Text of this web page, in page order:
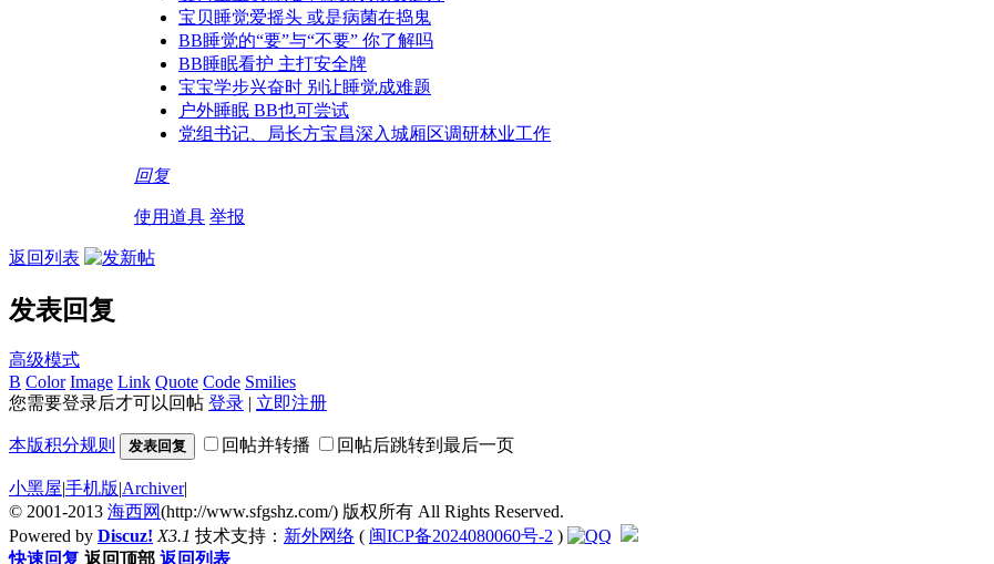
宝贝睡觉爱摇头 或是病菌在捣鬼
BB睡觉的“要”与“不要” 你了解吗
BB睡眠看护 主打安全牌
宝宝学步兴奋时 别让睡觉成难题
户外睡眠 BB也可尝试
党组书记、局长方宝昌深入城厢区调研林业工作
回复
使用道具 举报
返回列表
发表回复
高级模式
B Color Image Link Quote Code Smilies
您需要登录后才可以回帖 登录 | 立即注册
本版积分规则 发表回复 回帖并转播 回帖后跳转到最后一页
小黑屋|手机版|Archiver|
© 2001-2013 海西网(http://www.sfgshz.com/) 版权所有 All Rights Reserved.
Powered by Discuz! X3.1 技术支持： 新外网络 ( 闽ICP备2024080060号-2 )
快速回复 返回顶部 返回列表